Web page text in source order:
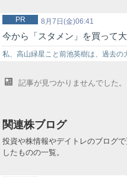
8月7日(金)06:41
PR
今から「スタメン」を買って
私、高山緑星こと前池英樹は、過去
記事が見つかりませんでした。
関連株ブログ
投資や株情報やデイトレのブログ
したものの一覧。